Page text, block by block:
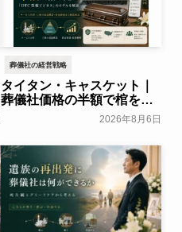
葬儀社の経営戦略
タイタン・キャスケット｜
葬儀社価格の半額で棺を売
る「DTC型棺ビジネス」の
2026年8月6日